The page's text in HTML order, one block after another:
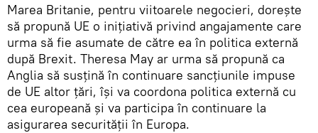
Marea Britanie, pentru viitoarele negocieri, dorește
să propună UE o inițiativă privind angajamente care
urma să fie asumate de către ea în politica externă
după Brexit. Theresa May ar urma să propună ca
Anglia să susțină în continuare sancțiunile impuse
de UE altor țări, își va coordona politica externă cu
cea europeană și va participa în continuare la
asigurarea securității în Europa.